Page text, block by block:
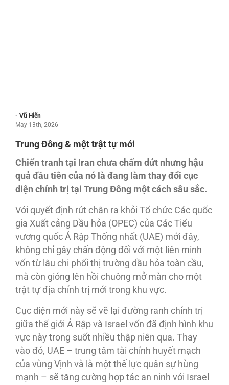
- Vũ Hiến
May 13th, 2026
Trung Đông & một trật tự mới
Chiến tranh tại Iran chưa chấm dứt nhưng hậu
quả đầu tiên của nó là đang làm thay đổi cục
diện chính trị tại Trung Đông một cách sâu sắc.
Với quyết định rút chân ra khỏi Tổ chức Các quốc
gia Xuất cảng Dầu hỏa (OPEC) của Các Tiểu
vương quốc Ả Rập Thống nhất (UAE) mới đây,
không chỉ gây chấn động đối với một liên minh
vốn từ lâu chi phối thị trường dầu hỏa toàn cầu,
mà còn gióng lên hồi chuông mở màn cho một
trật tự địa chính trị mới trong khu vực.
Cục diện mới này sẽ vẽ lại đường ranh chính trị
giữa thế giới Ả Rập và Israel vốn đã định hình khu
vực này trong suốt nhiều thập niên qua. Thay
vào đó, UAE – trung tâm tài chính huyết mạch
của vùng Vịnh và là một thế lực quân sự hùng
mạnh – sẽ tăng cường hợp tác an ninh với Israel